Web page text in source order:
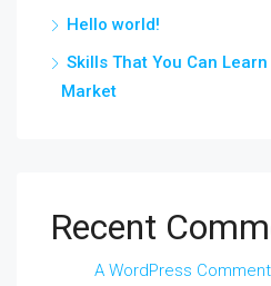
Hello world!
Skills That You Can
Market
Recent
A WordPress